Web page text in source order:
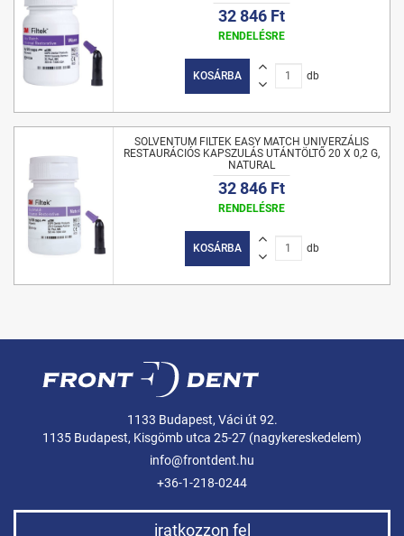
32 846 Ft
RENDELÉSRE
KOSÁRBA db
SOLVENTUM FILTEK EASY MATCH UNIVERZÁLIS
RESTAURÁCIÓS KAPSZULÁS UTÁNTÖLTŐ 20 X 0,2 G,
NATURAL
32 846 Ft
RENDELÉSRE
KOSÁRBA db
1133 Budapest, Váci út 92.
1135 Budapest, Kisgömb utca 25-27 (nagykereskedelem)
info@frontdent.hu
+36-1-218-0244
iratkozzon fel